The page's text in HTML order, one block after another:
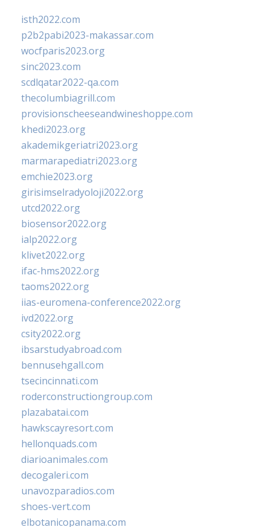
isth2022.com
p2b2pabi2023-makassar.com
wocfparis2023.org
sinc2023.com
scdlqatar2022-qa.com
thecolumbiagrill.com
provisionscheeseandwineshoppe.com
khedi2023.org
akademikgeriatri2023.org
marmarapediatri2023.org
emchie2023.org
girisimselradyoloji2022.org
utcd2022.org
biosensor2022.org
ialp2022.org
klivet2022.org
ifac-hms2022.org
taoms2022.org
iias-euromena-conference2022.org
ivd2022.org
csity2022.org
ibsarstudyabroad.com
bennusehgall.com
tsecincinnati.com
roderconstructiongroup.com
plazabatai.com
hawkscayresort.com
hellonquads.com
diarioanimales.com
decogaleri.com
unavozparadios.com
shoes-vert.com
elbotanicopanama.com